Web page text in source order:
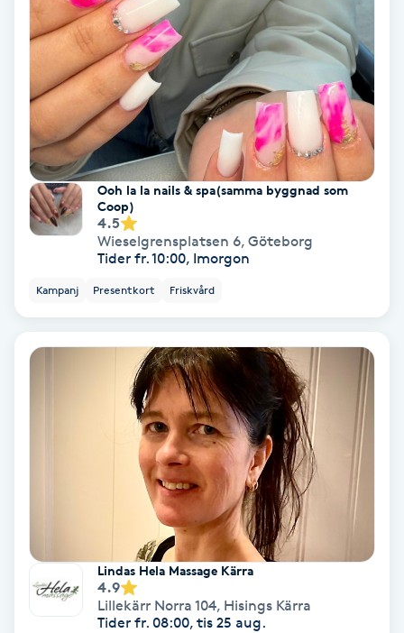
Sugaring
Svensk massage
Svettbehandling
Tuina-massage
Taktil massage
Tandblekning
Tatueringsborttagning
Toning
Ooh la la nails & spa(samma byggnad som
Coop)
4.5
Wieselgrensplatsen 6, Göteborg
Tider fr. 10:00, Imorgon
Kampanj Presentkort Friskvård
Lindas Hela Massage Kärra
4.9
Lillekärr Norra 104, Hisings Kärra
Tider fr. 08:00, tis 25 aug.